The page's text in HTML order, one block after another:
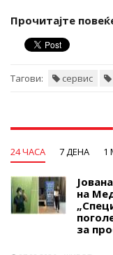
Прочитајте
Тагови: сервис
24 ЧАСА 7 ДЕНА 1
на
за